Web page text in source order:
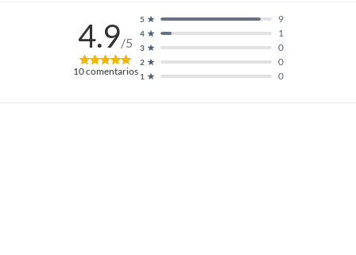
4.9/5
10comentarios 1 0
2 0
3 0
4 1
5 9